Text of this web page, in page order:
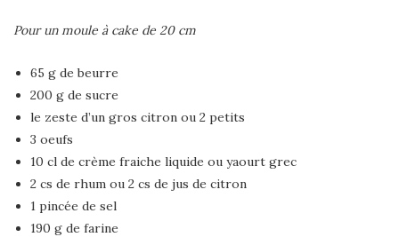
Pour un moule à cake de 20 cm
65 g de beurre
200 g de sucre
le zeste d’un gros citron ou 2 petits
3 oeufs
10 cl de crème fraiche liquide ou yaourt grec
2 cs de rhum ou 2 cs de jus de citron
1 pincée de sel
190 g de farine